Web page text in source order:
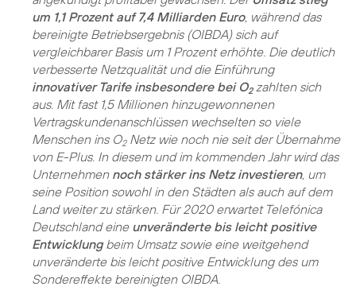
um 1,1 Prozent auf 7,4 Milliarden Euro, während das
bereinigte Betriebsergebnis (OIBDA) sich auf
vergleichbarer Basis um 1 Prozent erhöhte. Die deutlich
verbesserte Netzqualität und die Einführung
innovativer Tarife insbesondere bei O2zahlten sich
aus. Mit fast 1,5 Millionen hinzugewonnenen
Vertragskundenanschlüssen wechselten so viele
Menschen ins O2Netz wie noch nie seit der Übernahme
von E-Plus. In diesem und im kommenden Jahr wird das
Unternehmen noch stärker ins Netz investieren, um
seine Position sowohl in den Städten als auch auf dem
Land weiter zu stärken. Für 2020 erwartet Telefónica
Deutschland eine unveränderte bis leicht positive
Entwicklungbeim Umsatz sowie eine weitgehend
unveränderte bis leicht positive Entwicklung des um
Sondereffekte bereinigten OIBDA.